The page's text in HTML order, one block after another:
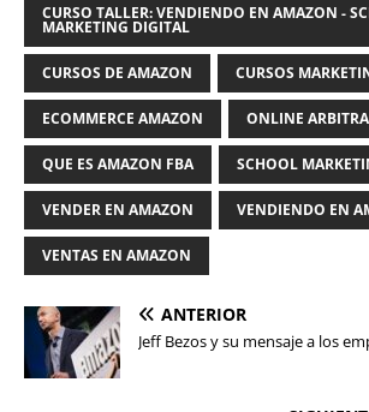
CURSO TALLER: VENDIENDO EN AMAZON -
MARKETING DIGITAL
CURSOS DE AMAZON CURSOS
ECOMMERCE AMAZON ONLINE
QUE ES AMAZON FBA SCHOOL
VENDER EN AMAZON VENDIENDO EN
VENTAS EN AMAZON
ANTERIOR
Jeff Bezos y su mensaje a los